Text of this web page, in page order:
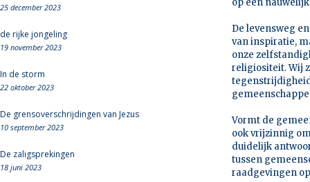
25 december 2023
de rijke jongeling
19 november 2023
In de storm
22 oktober 2023
De grensoverschrijdingen van Jezus
10 september 2023
De zaligsprekingen
18 juni 2023
op een
De levensweg
van inspiratie,
onze
religiositeit. Wij
Vormt de
ook vrijzinnig
duidelijk
tussen
raadgevingen